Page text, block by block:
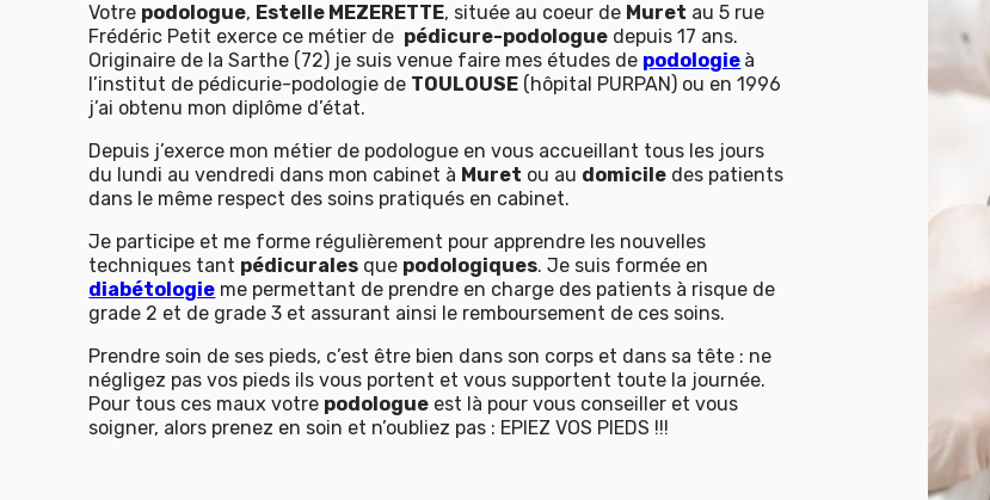
Votre podologue, Estelle MEZERETTE, située au coeur de Muret au 5 rue
Frédéric Petit exerce ce métier de pédicure-podologue depuis 17 ans.
Originaire de la Sarthe (72) je suis venue faire mes études de podologie à
l’institut de pédicurie-podologie de TOULOUSE (hôpital PURPAN) ou en 1996
j’ai obtenu mon diplôme d’état.
Depuis j’exerce mon métier de podologue en vous accueillant tous les jours
du lundi au vendredi dans mon cabinet à Muret ou au domicile des patients
dans le même respect des soins pratiqués en cabinet.
Je participe et me forme régulièrement pour apprendre les nouvelles
techniques tant pédicurales que podologiques. Je suis formée en
diabétologie me permettant de prendre en charge des patients à risque de
grade 2 et de grade 3 et assurant ainsi le remboursement de ces soins.
Prendre soin de ses pieds, c’est être bien dans son corps et dans sa tête : ne
négligez pas vos pieds ils vous portent et vous supportent toute la journée.
Pour tous ces maux votre podologue est là pour vous conseiller et vous
soigner, alors prenez en soin et n’oubliez pas : EPIEZ VOS PIEDS !!!